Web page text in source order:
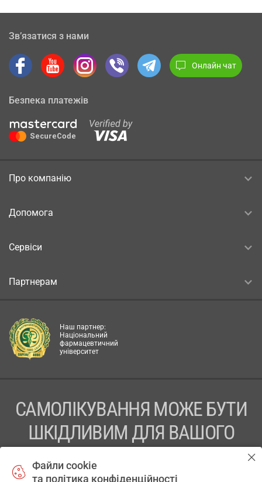
Зв’язатися з нами
Онлайн чат
Безпека платежів
Про компанію
Допомога
Сервіси
Партнерам
Наш партнер:
Національний
фармацевтичний
університет
САМОЛІКУВАННЯ МОЖЕ БУТИ
ШКІДЛИВИМ ДЛЯ ВАШОГО
Файли cookie
та політика конфіденційності